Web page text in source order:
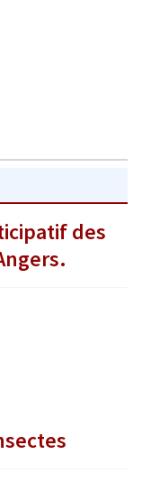
des